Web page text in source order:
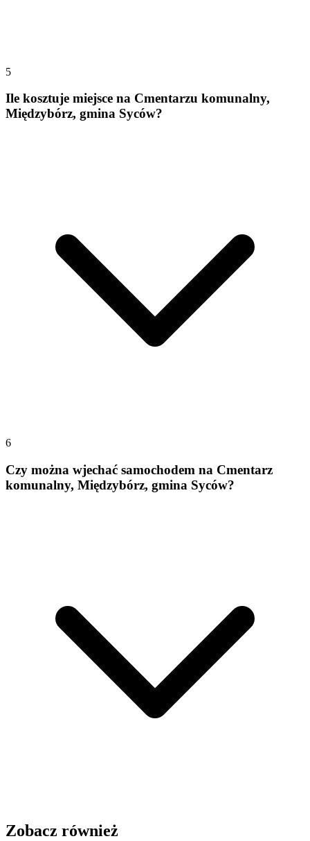
5
Ile kosztuje miejsce na Cmentarzu komunalny,
Międzybórz, gmina Syców?
6
Czy można wjechać samochodem na Cmentarz
komunalny, Międzybórz, gmina Syców?
Zobacz również